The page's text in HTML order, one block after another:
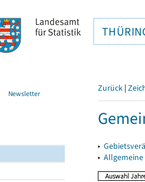
Newsletter Zurück |
▸
▸